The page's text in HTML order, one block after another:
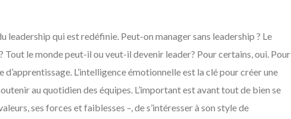
leadership qui est redéfinie. Peut-on manager sans leadership ? Le
Tout le monde peut-il ou veut-il devenir leader? Pour certains, oui. Pour
d’apprentissage. L’intelligence émotionnelle est la clé pour créer une
au quotidien des équipes. L’important est avant tout de bien se
ses forces et faiblesses –, de s’intéresser à son style de